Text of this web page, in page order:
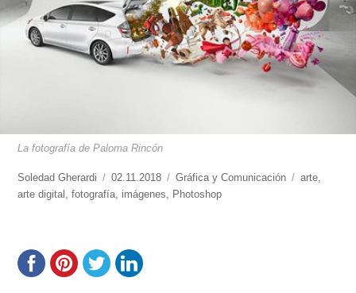
La fotografía de Paloma Rincón
https://www.experimenta.es/author/soledad-
gherardi/
Soledad Gherardi
Publicado
el
02.11.2018 Categorías
Gráfica y Comunicación Etiquetas
arte,
arte digital ,fotografía, imágenes, Photoshop